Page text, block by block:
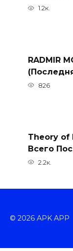
1.2к.
RADMIR
826
Theory of
Всего
2.2к.
© 2026 APK APP